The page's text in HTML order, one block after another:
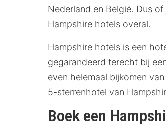
Nederland en België. Dus
Hampshire hotels overal.
Hampshire hotels is een
gegarandeerd terecht bij
even helemaal bijkomen
5-sterrenhotel van
Boek een